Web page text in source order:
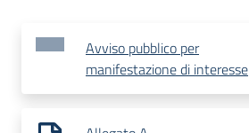
Avviso pubblico per
manifestazione di interesse